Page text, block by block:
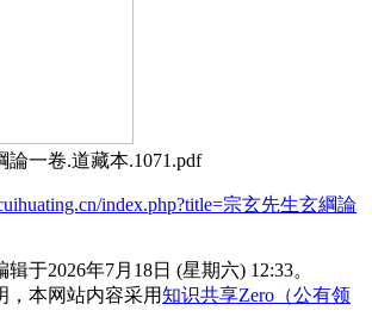
論一卷.道藏本.1071.pdf
index.php?title=宗玄先生玄綱論
于2026年7月18日 (星期六) 12:33。
，本网站内容采用知识共享Zero（公有领